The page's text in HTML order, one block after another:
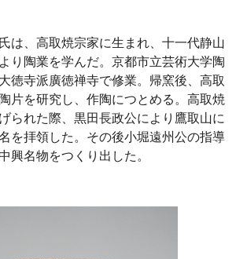
は、高取焼宗家に生まれ、十一代静山
り陶業を学んだ。京都市立芸術大学陶
徳寺派廣徳禅寺で修業。帰窯後、高取
片を研究し、作陶につとめる。高取焼
られた際、黒田長政公により鷹取山に
を拝領した。その後小堀遠州公の指導
興名物をつくり出した。